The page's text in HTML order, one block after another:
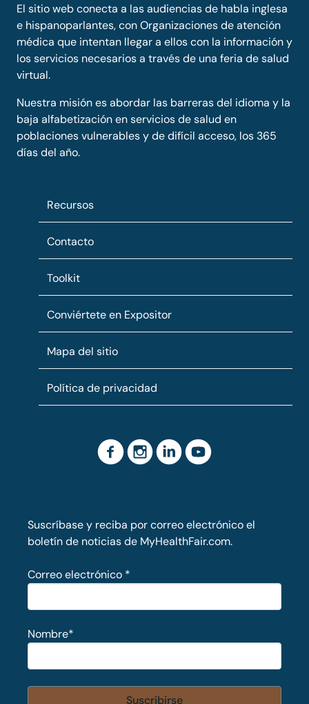
El sitio web conecta a las audiencias de habla inglesa
e hispanoparlantes, con Organizaciones de atención
médica que intentan llegar a ellos con la información y
los servicios necesarios a través de una feria de salud
virtual.
Nuestra misión es abordar las barreras del idioma y la
baja alfabetización en servicios de salud en
poblaciones vulnerables y de difícil acceso, los 365
días del año.
Recursos
Contacto
Toolkit
Conviértete en Expositor
Mapa del sitio
Política de privacidad
Suscríbase y reciba por correo electrónico el
boletín de noticias de MyHealthFair.com.
Correo electrónico *
Nombre*